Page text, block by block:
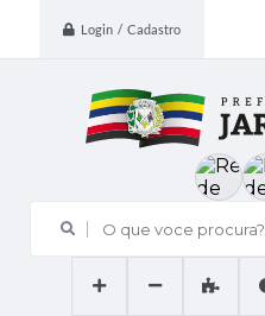
Login / Cadastro
O que voce procura?